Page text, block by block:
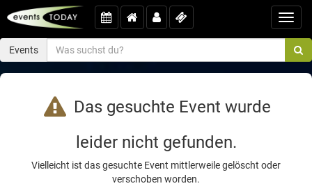
Events
Das gesuchte Event wurde
leider nicht gefunden.
Vielleicht ist das gesuchte Event mittlerweile gelöscht oder
verschoben worden.